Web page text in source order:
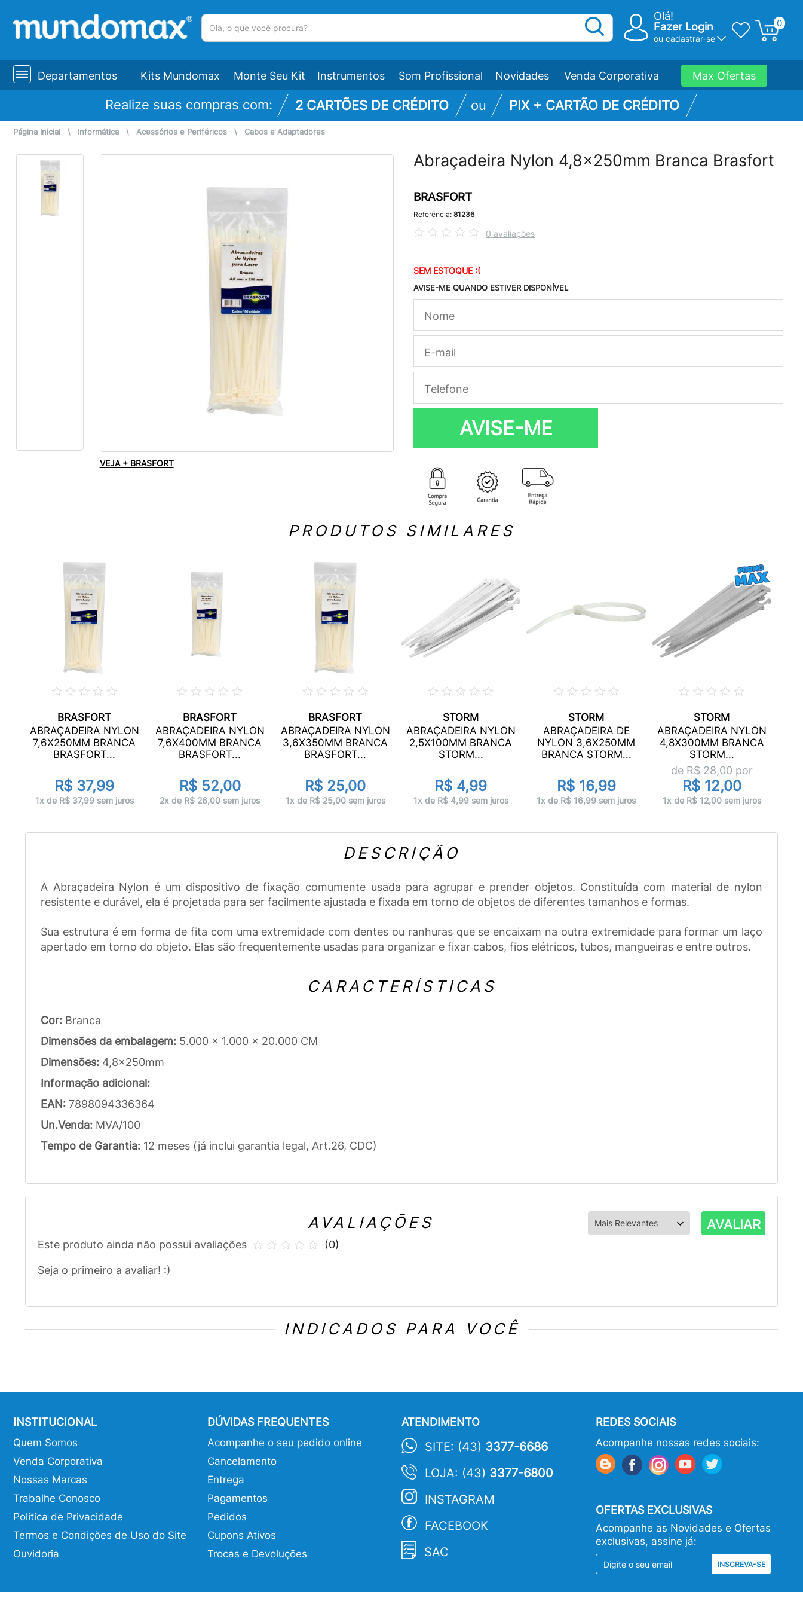
Olá!
Fazer Login
ou cadastrar-se
0
Departamentos Kits Mundomax Monte Seu Kit Instrumentos Som Profissional Novidades Venda Corporativa Max Ofertas
Realize suas compras com: 2 CARTÕES DE CRÉDITO ou PIX + CARTÃO DE CRÉDITO
Página Inicial \ Informática \ Acessórios e Periféricos \ Cabos e Adaptadores
VEJA + BRASFORT
Abraçadeira Nylon 4,8x250mm Branca Brasfort
BRASFORT
Referência: 81236
0 avaliações
SEM ESTOQUE :(
AVISE-ME QUANDO ESTIVER DISPONÍVEL
AVISE-ME
PRODUTOS SIMILARES
BRASFORT
ABRAÇADEIRA NYLON
7,6X250MM BRANCA
BRASFORT...
R$ 37,99
1x de R$ 37,99 sem juros
BRASFORT
ABRAÇADEIRA NYLON
7,6X400MM BRANCA
BRASFORT...
R$ 52,00
2x de R$ 26,00 sem juros
BRASFORT
ABRAÇADEIRA NYLON
3,6X350MM BRANCA
BRASFORT...
R$ 25,00
1x de R$ 25,00 sem juros
STORM
ABRAÇADEIRA NYLON
2,5X100MM BRANCA
STORM...
R$ 4,99
1x de R$ 4,99 sem juros
STORM
ABRAÇADEIRA DE
NYLON 3,6X250MM
BRANCA STORM...
R$ 16,99
1x de R$ 16,99 sem juros
STORM
ABRAÇADEIRA NYLON
4,8X300MM BRANCA
STORM...
de R$28,00por
R$ 12,00
1x de R$ 12,00 sem juros
DESCRIÇÃO
A Abraçadeira Nylon é um dispositivo de fixação comumente usada para agrupar e prender objetos. Constituída com material de nylon
resistente e durável, ela é projetada para ser facilmente ajustada e fixada em torno de objetos de diferentes tamanhos e formas.
Sua estrutura é em forma de fita com uma extremidade com dentes ou ranhuras que se encaixam na outra extremidade para formar um laço
apertado em torno do objeto. Elas são frequentemente usadas para organizar e fixar cabos, fios elétricos, tubos, mangueiras e entre outros.
CARACTERÍSTICAS
Cor: Branca
Dimensões da embalagem: 5.000 x 1.000 x 20.000 CM
Dimensões: 4,8x250mm
Informação adicional:
EAN: 7898094336364
Un.Venda: MVA/100
Tempo de Garantia: 12 meses (já inclui garantia legal, Art.26, CDC)
AVALIAÇÕES AVALIAR
Este produto ainda não possui avaliações
Seja o primeiro a avaliar! :)
(0)
INDICADOS PARA VOCÊ
INSTITUCIONAL
Quem Somos
Venda Corporativa
Nossas Marcas
Trabalhe Conosco
Política de Privacidade
Termos e Condições de Uso do Site
Ouvidoria
DÚVIDAS FREQUENTES
Acompanhe o seu pedido online
Cancelamento
Entrega
Pagamentos
Pedidos
Cupons Ativos
Trocas e Devoluções
ATENDIMENTO
SITE: (43) 3377-6686
LOJA: (43) 3377-6800
INSTAGRAM
FACEBOOK
SAC
REDES SOCIAIS
Acompanhe nossas redes sociais:
OFERTAS EXCLUSIVAS
Acompanhe as Novidades e Ofertas
exclusivas, assine já:
INSCREVA-SE